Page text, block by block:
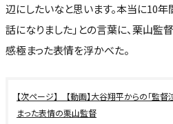
辺にしたいなと思います。本当に10年
話になりました」との言葉に、栗山
感極まった表情を浮かべた。
【動画】大谷翔平からの「監
まった表情の栗山監督